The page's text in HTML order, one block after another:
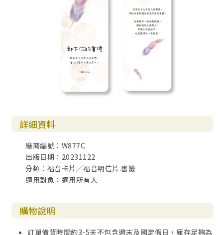
詳細資料
廠商編號：W877C
出版日期：20231122
分類：福音卡片／福音明信片.書籤
適用對象：適用所有人
購物說明
訂單備貨時間約3-5天不包含週末及國定假日，庫存足夠為